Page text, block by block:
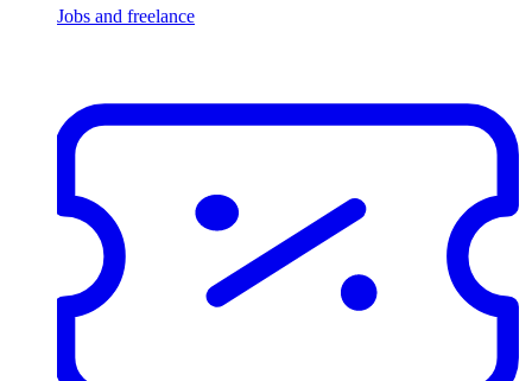
Jobs and freelance